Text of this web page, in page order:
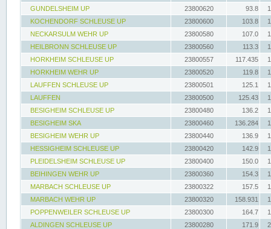
GUNDELSHEIM UP
23800620 93.8
KOCHENDORF SCHLEUSE UP
23800600 103.8
NECKARSULM WEHR UP
23800580 107.0
HEILBRONN SCHLEUSE UP
23800560 113.3
HORKHEIM SCHLEUSE UP
23800557 117.435
HORKHEIM WEHR UP
23800520 119.8
LAUFFEN SCHLEUSE UP
23800501 125.1
LAUFFEN
23800500 125.43
BESIGHEIM SCHLEUSE UP
23800480 136.2
BESIGHEIM SKA
23800460 136.284
BESIGHEIM WEHR UP
23800440 136.9
HESSIGHEIM SCHLEUSE UP
23800420 142.9
PLEIDELSHEIM SCHLEUSE UP
23800400 150.0
BEIHINGEN WEHR UP
23800360 154.3
MARBACH SCHLEUSE UP
23800322 157.5
MARBACH WEHR UP
23800320 158.931
POPPENWEILER SCHLEUSE UP
23800300 164.7
ALDINGEN SCHLEUSE UP
23800280 171.9